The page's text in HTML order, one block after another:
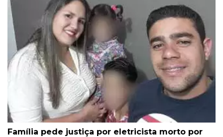
Família pede justiça por eletricista morto por